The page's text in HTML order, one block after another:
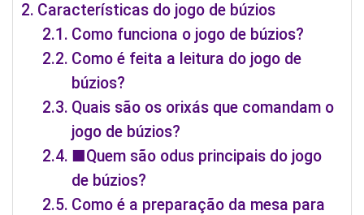
Características do jogo de búzios
Como funciona o jogo de búzios?
Como é feita a leitura do jogo de
búzios?
Quais são os orixás que comandam o
jogo de búzios?
■Quem são odus principais do jogo
de búzios?
Como é a preparação da mesa para